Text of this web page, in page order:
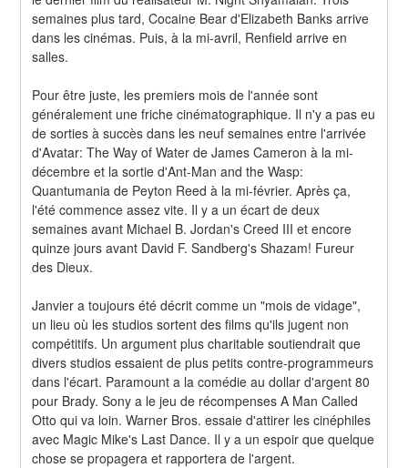
semaines plus tard, Cocaine Bear d'Elizabeth Banks arrive
dans les cinémas. Puis, à la mi-avril, Renfield arrive en
salles.
Pour être juste, les premiers mois de l'année sont
généralement une friche cinématographique. Il n'y a pas eu
de sorties à succès dans les neuf semaines entre l'arrivée
d'Avatar: The Way of Water de James Cameron à la mi-
décembre et la sortie d'Ant-Man and the Wasp:
Quantumania de Peyton Reed à la mi-février. Après ça,
l'été commence assez vite. Il y a un écart de deux
semaines avant Michael B. Jordan's Creed III et encore
quinze jours avant David F. Sandberg's Shazam! Fureur
des Dieux.
Janvier a toujours été décrit comme un "mois de vidage",
un lieu où les studios sortent des films qu'ils jugent non
compétitifs. Un argument plus charitable soutiendrait que
divers studios essaient de plus petits contre-programmeurs
dans l'écart. Paramount a la comédie au dollar d'argent 80
pour Brady. Sony a le jeu de récompenses A Man Called
Otto qui va loin. Warner Bros. essaie d'attirer les cinéphiles
avec Magic Mike's Last Dance. Il y a un espoir que quelque
chose se propagera et rapportera de l'argent.